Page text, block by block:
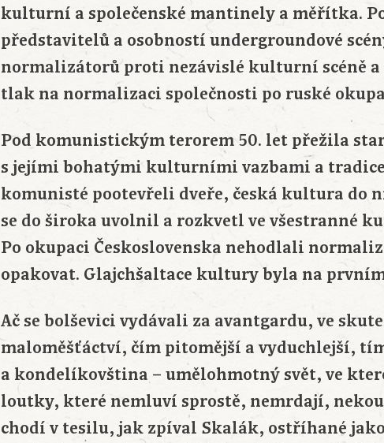
kulturní a společenské mantinely a měřítka.
představitelů a osobností undergroundové
normalizátorů proti nezávislé kulturní scéně
tlak na normalizaci společnosti po ruské
Pod komunistickým terorem 50. let přežila
s jejími bohatými kulturními vazbami a
komunisté pootevřeli dveře, česká kultura do
se do široka uvolnil a rozkvetl ve všestranné
Po okupaci Československa nehodlali
opakovat. Glajchšaltace kultury byla na
Ač se bolševici vydávali za avantgardu, ve
maloměšťáctví, čím pitomější a vyduchlejší,
a kondelíkovština – umělohmotný svět, ve
loutky, které nemluví sprostě, nemrdají,
chodí v tesilu, jak zpíval Skalák, ostříhané